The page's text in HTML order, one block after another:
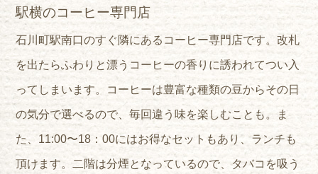
駅横のコーヒー専門店
石川町駅南口のすぐ隣にあるコーヒー専門店です。改札
を出たらふわりと漂うコーヒーの香りに誘われてつい入
ってしまいます。コーヒーは豊富な種類の豆からその日
の気分で選べるので、毎回違う味を楽しむことも。ま
た、11:00〜18：00にはお得なセットもあり、ランチも
頂けます。二階は分煙となっているので、タバコを吸う